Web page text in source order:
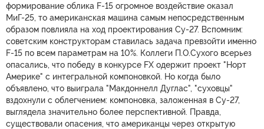
формирование облика F-15 огромное воздействие оказал
МиГ-25, то американская машина самым непосредственным
образом повлияла на ход проектирования Су-27. Вспомним:
советским конструкторам ставилась задача превзойти именно
F-15 по всем параметрам на 10%. Коллеги П.О.Сухого всерьез
опасались, что победу в конкурсе FX одержит проект "Норт
Америке" с интегральной компоновкой. Но когда было
объявлено, что выиграла "Макдоннелл Дуглас", "суховцы"
вздохнули с облегчением: компоновка, заложенная в Су-27,
выглядела значительно более перспективной. Правда,
существовали опасения, что американцы через открытую